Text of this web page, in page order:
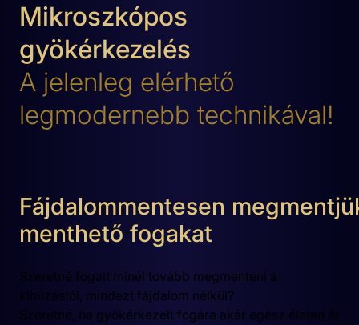
Mikroszkópos
gyökérkezelés
A jelenleg elérhető
legmodernebb technikával!
Fájdalommentesen
menthető fogakat
Szeretné fogait minél tovább megmenteni a
kihúzástól, mindezt fájdalom nélkül?
Szeretné, ha gyökérkezelt fogára akár egész életen át